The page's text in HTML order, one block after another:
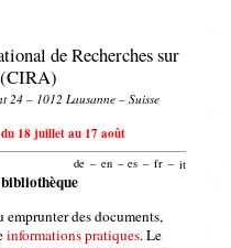
de Recherches sur
24 – 1012 Lausanne – Suisse
18 juillet au 17 août
de – en – es – fr – it
emprunter des documents,
informations pratiques. Le